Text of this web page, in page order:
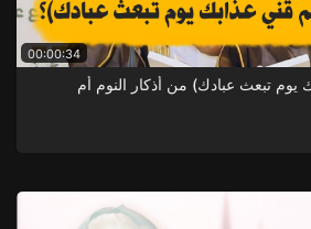
00:00:34
تبعث عبادك) من أذكار النوم أم